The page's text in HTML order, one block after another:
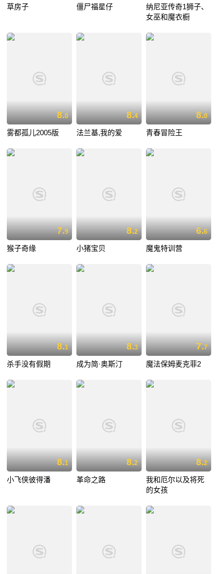
草房子 僵尸福星仔
纳尼亚传奇1狮子、
女巫和魔衣橱
8.0
雾都孤儿2005版
8.4
法兰基,我的爱
8.0
青春冒险王
7.9
猴子奇缘
8.2
小猪宝贝
6.6
魔鬼特训营
8.1
杀手没有假期
8.3
成为简·奥斯汀
7.7
魔法保姆麦克菲2
8.1
小飞侠彼得潘
8.2
革命之路
8.2
我和厄尔以及将死
的女孩